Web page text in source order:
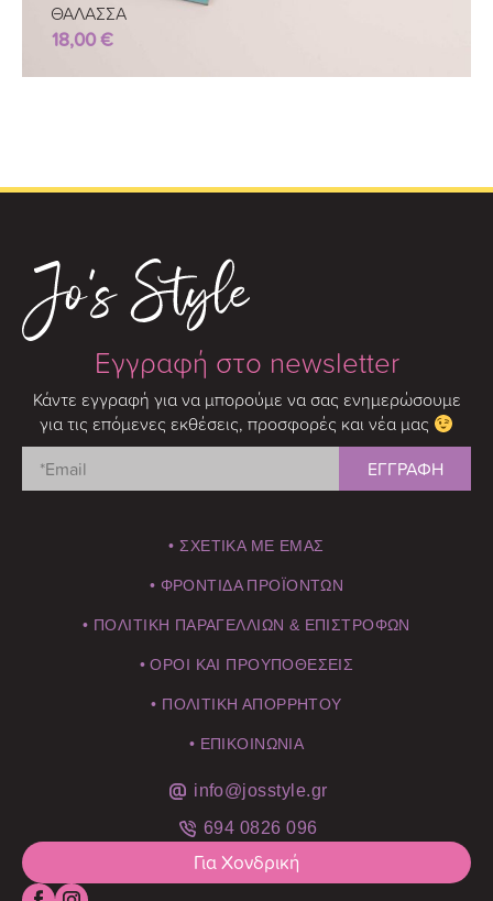
ΘΑΛΑΣΣΑ
18,00€
Εγγραφή στο newsletter
Κάντε εγγραφή για να μπορούμε να σας ενημερώσουμε
για τις επόμενες εκθέσεις, προσφορές και νέα μας
• ΣΧΕΤΙΚΑ ΜΕ ΕΜΑΣ
• ΦΡΟΝΤΙΔΑ ΠΡΟΪΟΝΤΩΝ
• ΠΟΛΙΤΙΚΗ ΠΑΡΑΓΕΛΛΙΩΝ & ΕΠΙΣΤΡΟΦΩΝ
• ΟΡΟΙ ΚΑΙ ΠΡΟΥΠΟΘΕΣΕΙΣ
• ΠΟΛΙΤΙΚΗ ΑΠΟΡΡΗΤΟΥ
• ΕΠΙΚΟΙΝΩΝΙΑ
info@josstyle.gr
694 0826 096
Για Χονδρική